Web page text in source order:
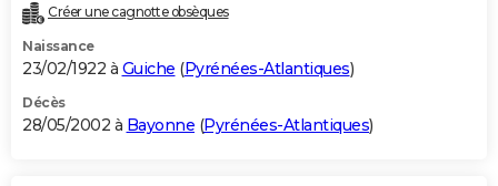
Créer une cagnotte obsèques
Naissance
23/02/1922 à Guiche (Pyrénées-Atlantiques)
Décès
28/05/2002 à Bayonne (Pyrénées-Atlantiques)